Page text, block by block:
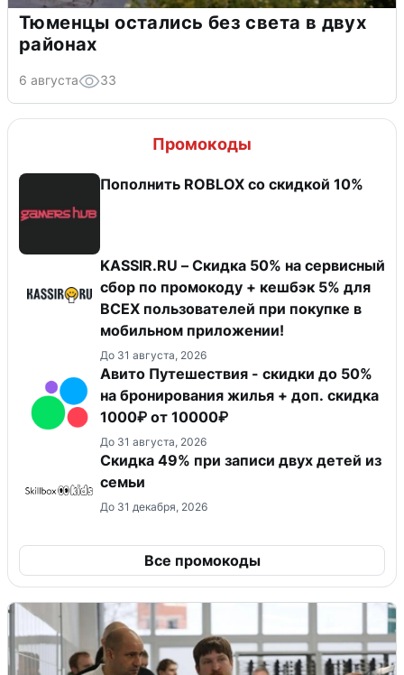
Тюменцы остались без света в двух
районах
6 августа 33
Промокоды
Пополнить ROBLOX со скидкой 10%
KASSIR.RU – Скидка 50% на сервисный
сбор по промокоду + кешбэк 5% для
ВСЕХ пользователей при покупке в
мобильном приложении!
До 31 августа, 2026
Авито Путешествия - скидки до 50%
на бронирования жилья + доп. скидка
1000₽ от 10000₽
До 31 августа, 2026
Скидка 49% при записи двух детей из
семьи
До 31 декабря, 2026
Все промокоды